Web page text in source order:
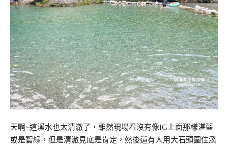
天啊~這溪水也太清澈了，雖然現場看沒有像IG上面那樣湛藍
或是碧綠，但是清澈見底是肯定，然後還有人用大石頭圍住溪